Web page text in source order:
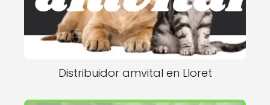
Distribuidor amvital en Lloret